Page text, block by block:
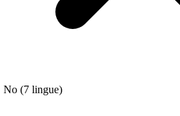
No (7 lingue)